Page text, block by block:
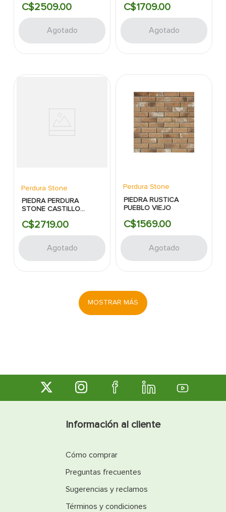
C$2509.00
Agotado
C$1709.00
Agotado
Perdura Stone
PIEDRA PERDURA
STONE CASTILLO
PLANA
C$2719.00
Agotado
Perdura Stone
PIEDRA RUSTICA
PUEBLO VIEJO
C$1569.00
Agotado
MOSTRAR MÁS
Información al cliente
Cómo comprar
Preguntas frecuentes
Sugerencias y reclamos
Términos y condiciones